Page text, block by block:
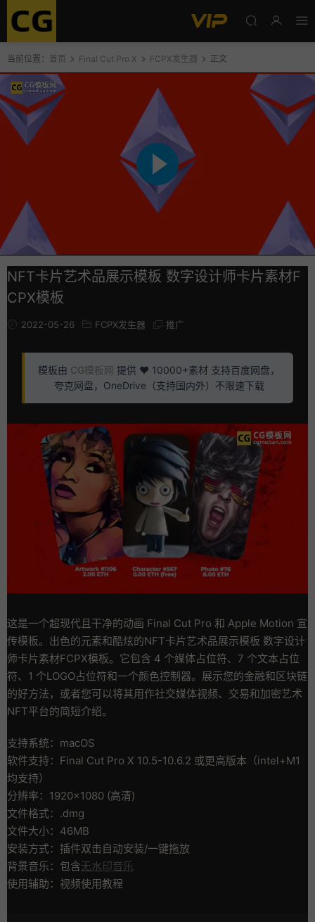
当前位置： 首页 Final Cut Pro X FCPX发生器 正文
NFT卡片艺术品展示模板 数字设计师卡片素材F
CPX模板
2022-05-26 FCPX发生器 推广
模板由 CG模板网 提供 ❤️ 10000+素材 支持百度网盘，
夸克网盘，OneDrive（支持国内外）不限速下载
这是一个超现代且干净的动画 Final Cut Pro 和 Apple Motion 宣
传模板。出色的元素和酷炫的NFT卡片艺术品展示模板 数字设计
师卡片素材FCPX模板。它包含 4 个媒体占位符、7 个文本占位
符、1 个LOGO占位符和一个颜色控制器。展示您的金融和区块链
的好方法，或者您可以将其用作社交媒体视频、交易和加密艺术
NFT平台的简短介绍。
支持系统：macOS
软件支持：Final Cut Pro X 10.5-10.6.2 或更高版本（intel+M1
均支持）
分辨率：1920×1080 (高清)
文件格式：.dmg
文件大小：46MB
安装方式：插件双击自动安装/一键拖放
背景音乐：包含无水印音乐
使用辅助：视频使用教程